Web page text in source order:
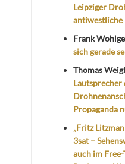
Leipziger
antiwestliche
Frank
sich gerade
Thomas
Lautsprecher
Propaganda
„Fritz
3sat –
auch im